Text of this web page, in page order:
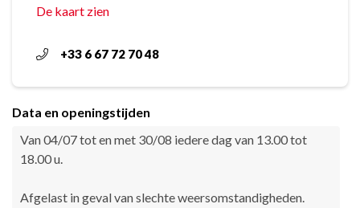
De kaart zien
+33 6 67 72 70 48
Data en openingstijden
Van 04/07 tot en met 30/08 iedere dag van 13.00 tot
18.00 u.
Afgelast in geval van slechte weersomstandigheden.